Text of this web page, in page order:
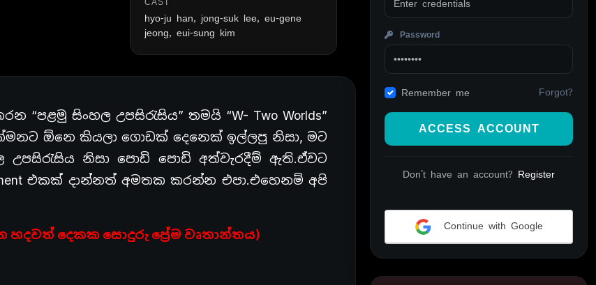
hyo-ju han, jong-suk lee, eu-gene
jeong, eui-sung kim
සිංහල උපසිරැසිය” තමයි “W- Two Worlds”
ඕනෙ කියලා ගොඩක් දෙනෙක් ඉල්ලපු නිසා, මට
නිසා පොඩි පොඩි අත්වැරදීම් ඇති.ඒවට
එකක් දාන්නත් අමතක කරන්න එපා.එහෙනම් අපි
හදවත් දෙකක සොදුරු ප්‍රේම වෘතාන්තය)
Password
Remember me Forgot?
ACCESS ACCOUNT
Don't have an account? Register
Continue with Google